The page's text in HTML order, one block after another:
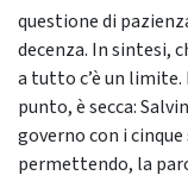
questione di
decenza. In sintesi,
a tutto c’è un limite.
punto, è secca:
governo con i
permettendo, la